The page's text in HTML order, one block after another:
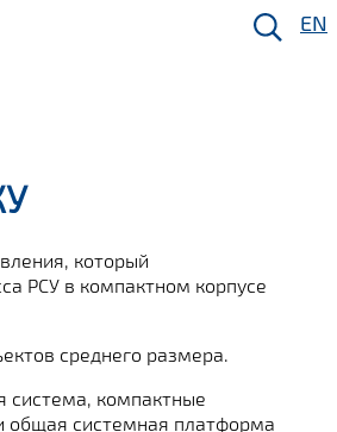
EN
который
РСУ в компактном корпусе
среднего размера.
система, компактные
системная платформа